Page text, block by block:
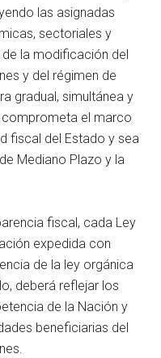
las asignadas
sectoriales y
de la modificación del
y del régimen de
gradual, simultánea y
comprometa el marco
fiscal del Estado y sea
Mediano Plazo y la
fiscal, cada Ley
expedida con
de la ley orgánica
deberá reflejar los
de la Nación y
beneficiarias del